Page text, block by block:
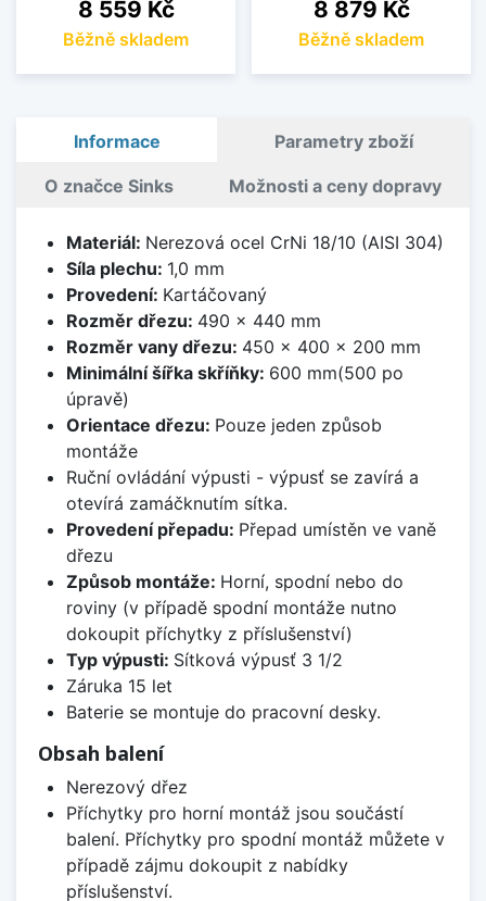
8 559 Kč
Běžně skladem
8 879 Kč
Běžně skladem
Informace Parametry zboží
O značce Sinks Možnosti a ceny dopravy
Materiál: Nerezová ocel CrNi 18/10 (AISI 304)
Síla plechu: 1,0 mm
Provedení: Kartáčovaný
Rozměr dřezu: 490 x 440 mm
Rozměr vany dřezu: 450 x 400 x 200 mm
Minimální šířka skříňky: 600 mm(500 po
úpravě)
Orientace dřezu: Pouze jeden způsob
montáže
Ruční ovládání výpusti - výpusť se zavírá a
otevírá zamáčknutím sítka.
Provedení přepadu: Přepad umístěn ve vaně
dřezu
Způsob montáže: Horní, spodní nebo do
roviny (v případě spodní montáže nutno
dokoupit příchytky z příslušenství)
Typ výpusti: Sítková výpusť 3 1/2
Záruka 15 let
Baterie se montuje do pracovní desky.
Obsah balení
Nerezový dřez
Příchytky pro horní montáž jsou součástí
balení. Příchytky pro spodní montáž můžete v
případě zájmu dokoupit z nabídky
příslušenství.